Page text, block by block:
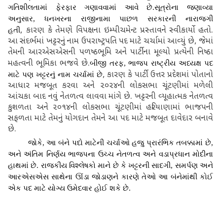
ગતિશીલતામાં ફેરફાર ગણાવવામાં આવે છે.સૂત્રોના જણાવ્‍યા
અનુસાર, ધનખરના રાજીનામા પાછળ સરકારની નારાજગી
હતી, કારણ કે તેમણે વિપક્ષના ઇમ્‍પીચમેન્‍ટ પ્રસ્‍તાવને સ્‍વીકાર્યો હતો.
આ સંદર્ભમાં ખટ્ટરનું નામ ઉપરાષ્‍ટ્રપતિ પદ માટે ચર્ચામાં આવ્‍યું છે, જેમાં
તેમની આરએસએસની પળષ્ઠભૂમિ અને પાર્ટીના મૂલ્‍યો પ્રત્‍યેની નિષ્ઠા
મહત્‍વની ભૂમિકા ભજવે છે.બીજી તરફ, ભાજપ રાષ્‍ટ્રીય અધ્‍યક્ષ પદ
માટે પણ ખટ્ટરનું નામ ચર્ચામાં છે, કારણ કે પાર્ટી ઉત્તર પ્રદેશમાં પોતાનો
આધાર મજબૂત કરવા અને ૨૦૨૪ની લોકસભા ચૂંટણીમાં મળેલી
આંચકા બાદ નવું નેતળત્‍વ લાવવા માંગે છે. ખટ્ટરની વ્‍યૂહાત્‍મક નેતળત્‍વ
કુશળતા અને ૨૦૧૪ની લોકસભા ચૂંટણીમાં હરિયાણામાં ભાજપની
સફળતા માટે તેમનું યોગદાન તેમને આ પદ માટે મજબૂત દાવેદાર બનાવે
છે.
જોકે,આ બંને પદો માટેની ચર્ચાઓ હજુ પ્રારંભિક તબક્કામાં છે,
અને અંતિમ નિર્ણય ભાજપના ઉચ્‍ચ નેતળત્‍વ અને વડાપ્રધાન મોદીના
હાથમાં છે. રાજકીય વિશ્‍લેષકો માને છે કે ખટ્ટરની સાદગી, સમર્પણ અને
આરએસએસ સાથેના ઊંડા જોડાણને કારણે તેઓ આ બંનેમાંથી કોઈ
એક પદ માટે યોગ્‍ય ઉમેદવાર હોઈ શકે છે.